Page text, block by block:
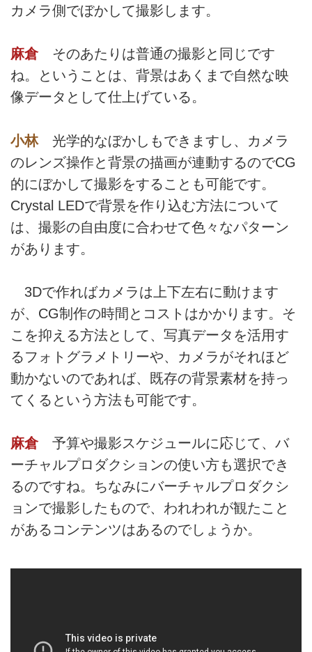
カメラ側でぼかして撮影します。
麻倉そのあたりは普通の撮影と同じです
ね。ということは、背景はあくまで自然な映
像データとして仕上げている。
小林光学的なぼかしもできますし、カメラ
のレンズ操作と背景の描画が連動するのでCG
的にぼかして撮影をすることも可能です。
Crystal LEDで背景を作り込む方法について
は、撮影の自由度に合わせて色々なパターン
があります。
3Dで作ればカメラは上下左右に動けます
が、CG制作の時間とコストはかかります。そ
こを抑える方法として、写真データを活用す
るフォトグラメトリーや、カメラがそれほど
動かないのであれば、既存の背景素材を持っ
てくるという方法も可能です。
麻倉予算や撮影スケジュールに応じて、バ
ーチャルプロダクションの使い方も選択でき
るのですね。ちなみにバーチャルプロダクシ
ョンで撮影したもので、われわれが観たこと
があるコンテンツはあるのでしょうか。